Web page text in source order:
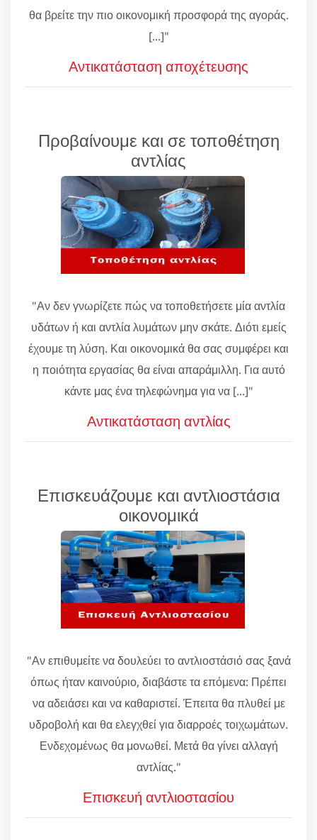
θα βρείτε την πιο οικονομική προσφορά της αγοράς.
[...]"
Αντικατάσταση αποχέτευσης
Προβαίνουμε και σε τοποθέτηση
αντλίας
"Αν δεν γνωρίζετε πώς να τοποθετήσετε μία αντλία
υδάτων ή και αντλία λυμάτων μην σκάτε. Διότι εμείς
έχουμε τη λύση. Και οικονομικά θα σας συμφέρει και
η ποιότητα εργασίας θα είναι απαράμιλλη. Για αυτό
κάντε μας ένα τηλεφώνημα για να [...]"
Αντικατάσταση αντλίας
Επισκευάζουμε και αντλιοστάσια
οικονομικά
"Αν επιθυμείτε να δουλεύει το αντλιοστάσιό σας ξανά
όπως ήταν καινούριο, διαβάστε τα επόμενα: Πρέπει
να αδειάσει και να καθαριστεί. Έπειτα θα πλυθεί με
υδροβολή και θα ελεγχθεί για διαρροές τοιχωμάτων.
Ενδεχομένως θα μονωθεί. Μετά θα γίνει αλλαγή
αντλίας."
Επισκευή αντλιοστασίου